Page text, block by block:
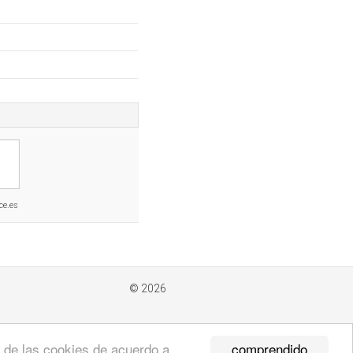
comprendido
las cookies de acuerdo a
© 2026